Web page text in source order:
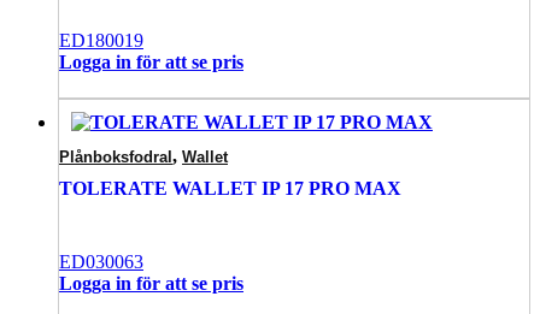
ED180019
Logga in för att se pris
Plånboksfodral , Wallet
TOLERATE WALLET IP 17 PRO MAX
ED030063
Logga in för att se pris